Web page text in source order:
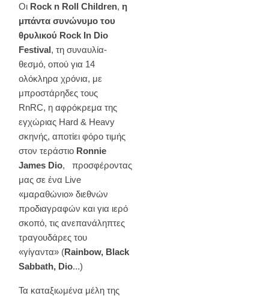
Οι Rock n Roll Children, η
μπάντα συνώνυμο του
θρυλικού Rock In Dio
Festival, τη συναυλία-
θεσμό, οπού για 14
ολόκληρα χρόνια, με
μπροστάρηδες τους
RnRC, η αφρόκρεμα της
εγχώριας Hard & Heavy
σκηνής, αποτίει φόρο τιμής
στον τεράστιο Ronnie
James Dio, προσφέροντας
μας σε ένα Live
«μαραθώνιο» διεθνών
προδιαγραφών και για ιερό
σκοπό, τις ανεπανάληπτες
τραγουδάρες του
«γίγαντα» (Rainbow, Black
Sabbath, Dio...)
Τα καταξιωμένα μέλη της